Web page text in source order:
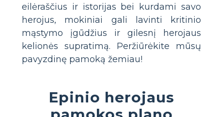
eilėraščius ir istorijas bei kurdami savo
herojus, mokiniai gali lavinti kritinio
mąstymo įgūdžius ir gilesnį herojaus
kelionės supratimą. Peržiūrėkite mūsų
pavyzdinę pamoką žemiau!
Epinio herojaus